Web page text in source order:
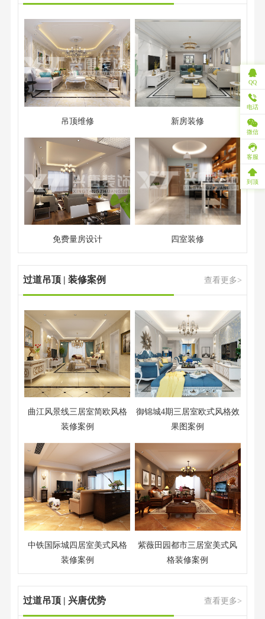
吊顶维修 新房装修
免费量房设计 四室装修
过道吊顶 | 装修案例 查看更多>
曲江风景线三居室简欧风格
装修案例
御锦城4期三居室欧式风格效
果图案例
中铁国际城四居室美式风格
装修案例
紫薇田园都市三居室美式风
格装修案例
过道吊顶 | 兴唐优势 查看更多>
QQ
电话
微信
客服
到顶